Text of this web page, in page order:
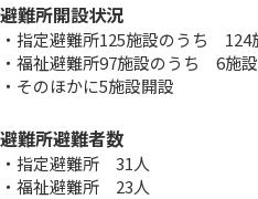
避難所開設状況
・指定避難所125施設のうち 124
・福祉避難所97施設のうち 6施
・そのほかに5施設開設
避難所避難者数
・指定避難所 31人
・福祉避難所 23人